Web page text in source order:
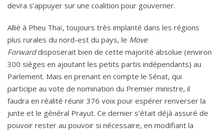
devra s’appuyer sur une coalition pour gouverner.
Allié à Pheu Thaï, toujours très implanté dans les régions
plus rurales du nord-est du pays, le Move
Forwarddisposerait bien de cette majorité absolue (environ
300 sièges en ajoutant les petits partis indépendants) au
Parlement. Mais en prenant en compte le Sénat, qui
participe au vote de nomination du Premier ministre, il
faudra en réalité réunir 376 voix pour espérer renverser la
junte et le général Prayut. Ce dernier s’était déjà assuré de
pouvoir rester au pouvoir si nécessaire, en modifiant la